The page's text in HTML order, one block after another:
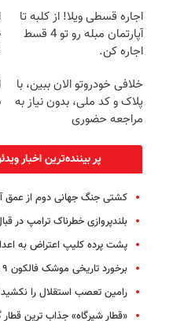
اجاره‌ قسطی ویلا! از کلبه تا
آپارتمان مبله رو تو 4 قسط
اجاره کن.
خلافی خودروتو الان ببین، با
پلاک و کد ملی، بدون نیاز به
مراجعه حضوری
پر بیننده‌ترین اخبار
کشتی‌ جنگ جهانی دوم از عمق
بلندپروازی خطرناک ترامپ در
پشت پرده کلیپ اعتراض به
برخورد تاریخی موشک فالکون ۹ با ماه + فیلم
رامین تعصب استقلال را
«قطار شیرگاه» جذاب ترین قطار